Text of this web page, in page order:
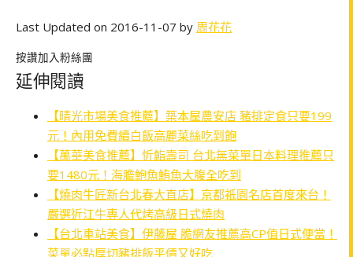
Last Updated on 2016-11-07 by 周花花
按讚加入粉絲團
延伸閱讀
【晴光市場美食推薦】築本屋農安店 豬排定食只要199
元！內用免費續白飯高麗菜絲吃到飽
【萬華美食推薦】忻鮨壽司 台北無菜單日本料理推薦只
要1480元！海膽鮑魚鮪魚大腹全吃到
【燒肉牛匠新台北春大直店】京都祇園名店首度來台！
嚴選近江牛專人代烤高級日式燒肉
【台北車站美食】伊藤屋 脆網友推薦高CP值日式便當！
菜單必點厚切豬排飯平價又好吃